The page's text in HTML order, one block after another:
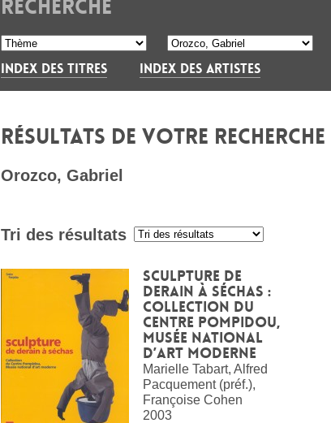
RECHERCHE
INDEX DES TITRES INDEX DES ARTISTES
RÉSULTATS DE VOTRE RECHERCHE
Orozco, Gabriel
Tri des résultats
Sculpture de
Derain à Séchas :
Collection du
Centre Pompidou,
Musée national
d’art moderne
Marielle Tabart, Alfred
Pacquement (préf.),
Françoise Cohen
2003